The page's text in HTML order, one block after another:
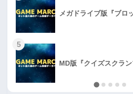
メガドライブ版『ブロ
5
MD版『クイズスクラン